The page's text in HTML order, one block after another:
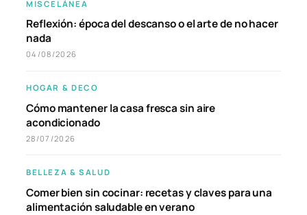
MISCELÁNEA
Reflexión: época del descanso o el arte de no hacer
nada
04/08/2026
HOGAR & DECO
Cómo mantener la casa fresca sin aire
acondicionado
28/07/2026
BELLEZA & SALUD
Comer bien sin cocinar: recetas y claves para una
alimentación saludable en verano